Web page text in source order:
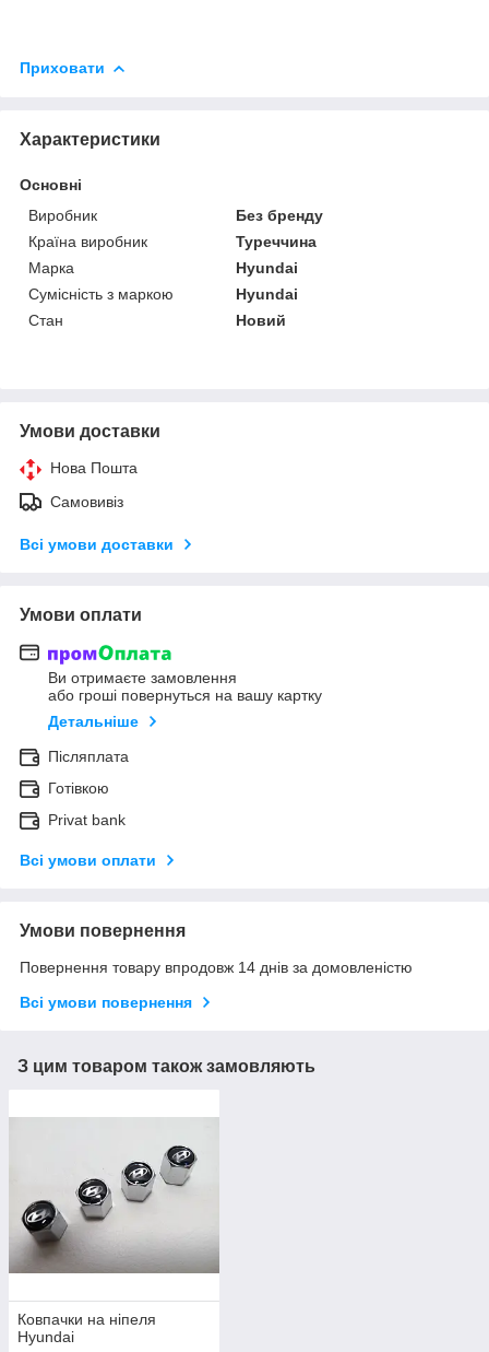
Приховати
Характеристики
Основні
Виробник
Без бренду
Країна виробник
Туреччина
Марка
Hyundai
Сумісність з маркою
Hyundai
Стан
Новий
Умови доставки
Нова Пошта
Самовивіз
Всі умови доставки
Умови оплати
Ви отримаєте замовлення
або гроші повернуться на вашу картку
Детальніше
Післяплата
Готівкою
Privat bank
Всі умови оплати
Умови повернення
Повернення товару впродовж 14 днів за домовленістю
Всі умови повернення
З цим товаром також замовляють
Ковпачки на ніпеля
Hyundai